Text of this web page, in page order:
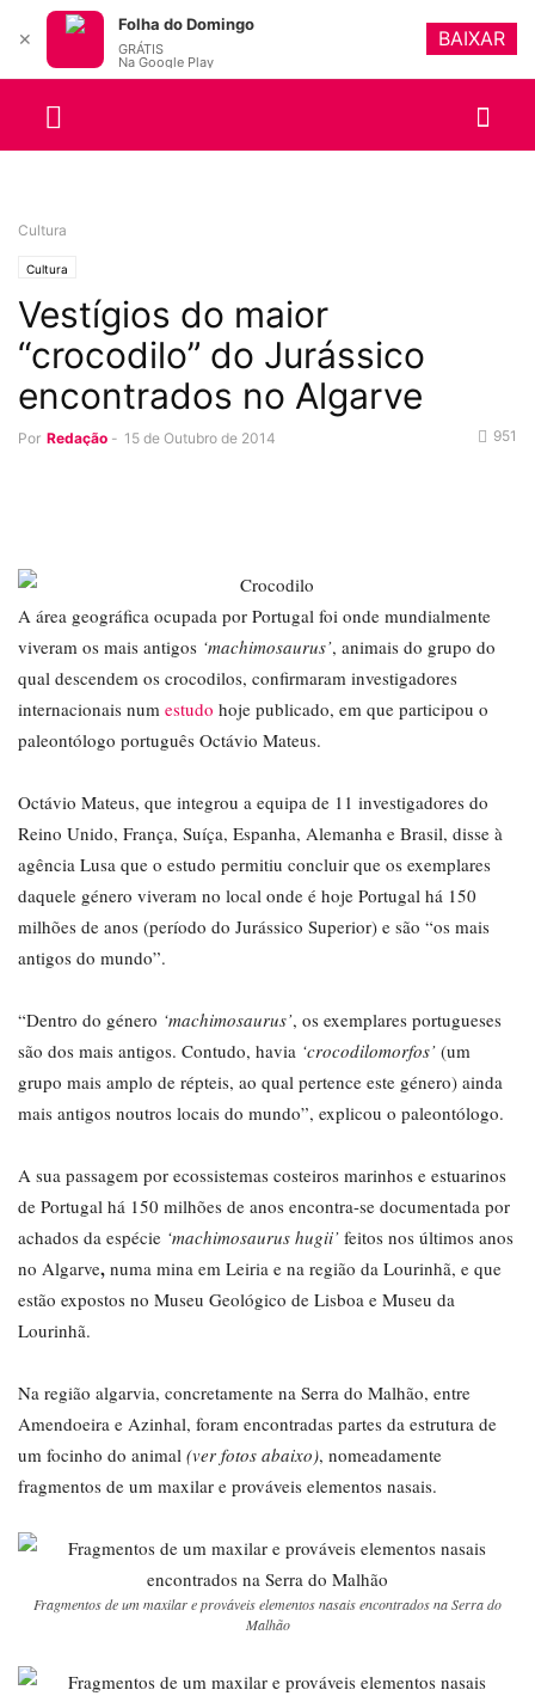
Cultura
Cultura
Vestígios do maior
“crocodilo” do Jurássico
encontrados no Algarve
Por Redação - 15 de Outubro de 2014 951
A área geográfica ocupada por Portugal foi onde mundialmente
viveram os mais antigos ‘machimosaurus’, animais do grupo do
qual descendem os crocodilos, confirmaram investigadores
internacionais num estudo hoje publicado, em que participou o
paleontólogo português Octávio Mateus.
Octávio Mateus, que integrou a equipa de 11 investigadores do
Reino Unido, França, Suíça, Espanha, Alemanha e Brasil, disse à
agência Lusa que o estudo permitiu concluir que os exemplares
daquele género viveram no local onde é hoje Portugal há 150
milhões de anos (período do Jurássico Superior) e são “os mais
antigos do mundo”.
“Dentro do género ‘machimosaurus’, os exemplares portugueses
são dos mais antigos. Contudo, havia ‘crocodilomorfos’ (um
grupo mais amplo de répteis, ao qual pertence este género) ainda
mais antigos noutros locais do mundo”, explicou o paleontólogo.
A sua passagem por ecossistemas costeiros marinhos e estuarinos
de Portugal há 150 milhões de anos encontra-se documentada por
achados da espécie ‘machimosaurus hugii’ feitos nos últimos anos
no Algarve, numa mina em Leiria e na região da Lourinhã, e que
estão expostos no Museu Geológico de Lisboa e Museu da
Lourinhã.
Na região algarvia, concretamente na Serra do Malhão, entre
Amendoeira e Azinhal, foram encontradas partes da estrutura de
um focinho do animal (ver fotos abaixo), nomeadamente
fragmentos de um maxilar e prováveis elementos nasais.
Fragmentos de um maxilar e prováveis elementos nasais encontrados na Serra do
Malhão
✕
Folha do Domingo
GRÁTIS
Na Google Play
BAIXAR